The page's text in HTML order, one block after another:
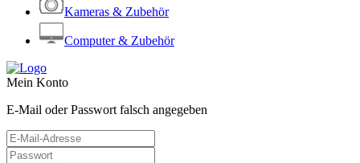
Kameras & Zubehör
Computer & Zubehör
Mein Konto
E-Mail oder Passwort falsch angegeben